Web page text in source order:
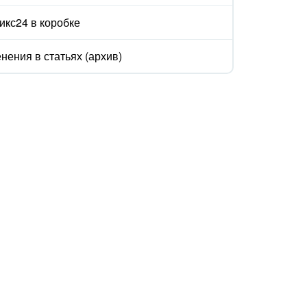
в коробке
в статьях (архив)